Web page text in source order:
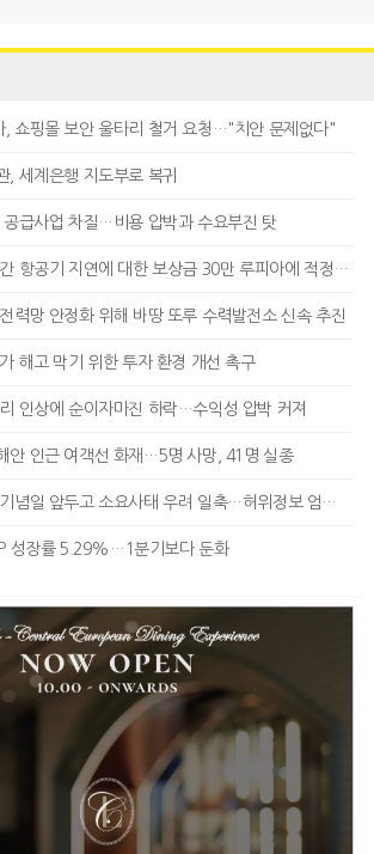
, 쇼핑몰 보안 울타리 철거 요청…"치안 문제없다"
, 세계은행 지도부로 복귀
공급사업 차질…비용 압박과 수요부진 탓
항공기 지연에 대한 보상금 30만 루피아에 적정성 제기
력망 안정화 위해 바땅 또루 수력발전소 신속 추진
해고 막기 위한 투자 환경 개선 촉구
인상에 순이자마진 하락…수익성 압박 커져
안 인근 여객선 화재…5명 사망, 41명 실종
념일 앞두고 소요사태 우려 일축…허위정보 엄정대응
성장률 5.29%…1분기보다 둔화